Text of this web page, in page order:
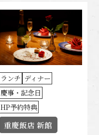
ランチ ディナー
慶事・記念日
HP予約特典
重慶飯店 新館